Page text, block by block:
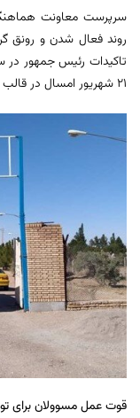
سرپرست معاونت
روند فعال شدن و رونق
تاکیدات رئیس جمهور در
۲۱ شهریور امسال در قالب خرده‌فروشی فعال شد.
قوت عمل مسوولان برای